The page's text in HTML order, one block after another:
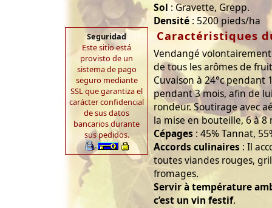
Seguridad
Este sitio está
provisto de un
sistema de pago
seguro mediante
SSL que garantiza el
carácter confidencial
de sus datos
bancarios durante
sus pedidos.
Sol : Gravette, Grepp.
Densité : 5200 pieds/ha
Caractéristiques
Vendangé
de tous les arômes de
Cuvaison à 24°c pendant
pendant 3 mois, afin de
rondeur. Soutirage avec
la mise en bouteille, 6 à 8
Cépages : 45% Tannat,
Accords culinaires : Il
toutes viandes rouges,
fromages.
Servir à température
c’est un vin festif.